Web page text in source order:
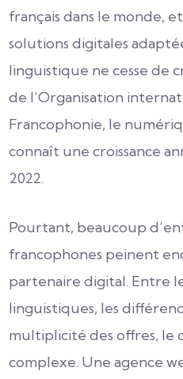
français dans le monde,
solutions digitales
linguistique ne cesse de
de l’Organisation
Francophonie, le
connaît une croissance
2022.
Pourtant, beaucoup
francophones peinent
partenaire digital. Entre
linguistiques, les
multiplicité des offres, le
complexe. Une agence